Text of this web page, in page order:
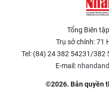
Tổng Biên
Trụ sở chính: 71
Tel: (84) 24 382 54231/382
E-mail:
©2026. Bản quyền